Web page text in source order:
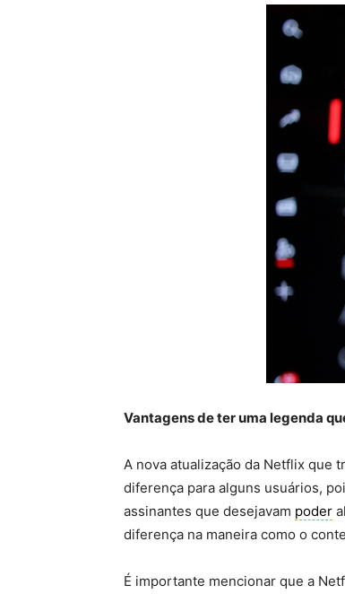
Vantagens de ter uma legenda
A nova atualização da Netflix que
diferença para alguns usuários,
assinantes que desejavam poder
diferença na maneira como o
É importante mencionar que a